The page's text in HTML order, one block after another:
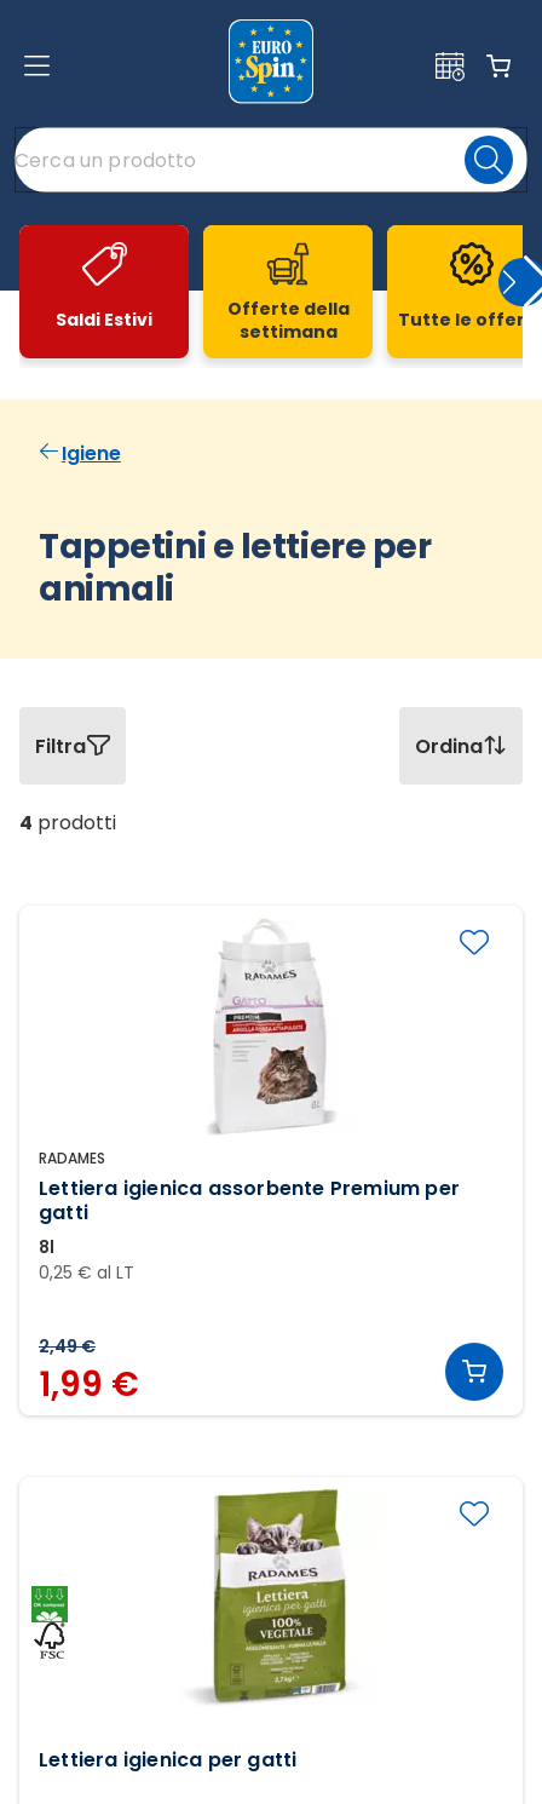
Saldi Estivi
Offerte della
settimana
Tutte le
Igiene
Tappetini e lettiere per
animali
Filtra Ordina
4 prodotti
RADAMES
Lettiera igienica assorbente Premium per
gatti
8l
0,25 € al LT
2,49 €
1,99 €
Lettiera igienica per gatti